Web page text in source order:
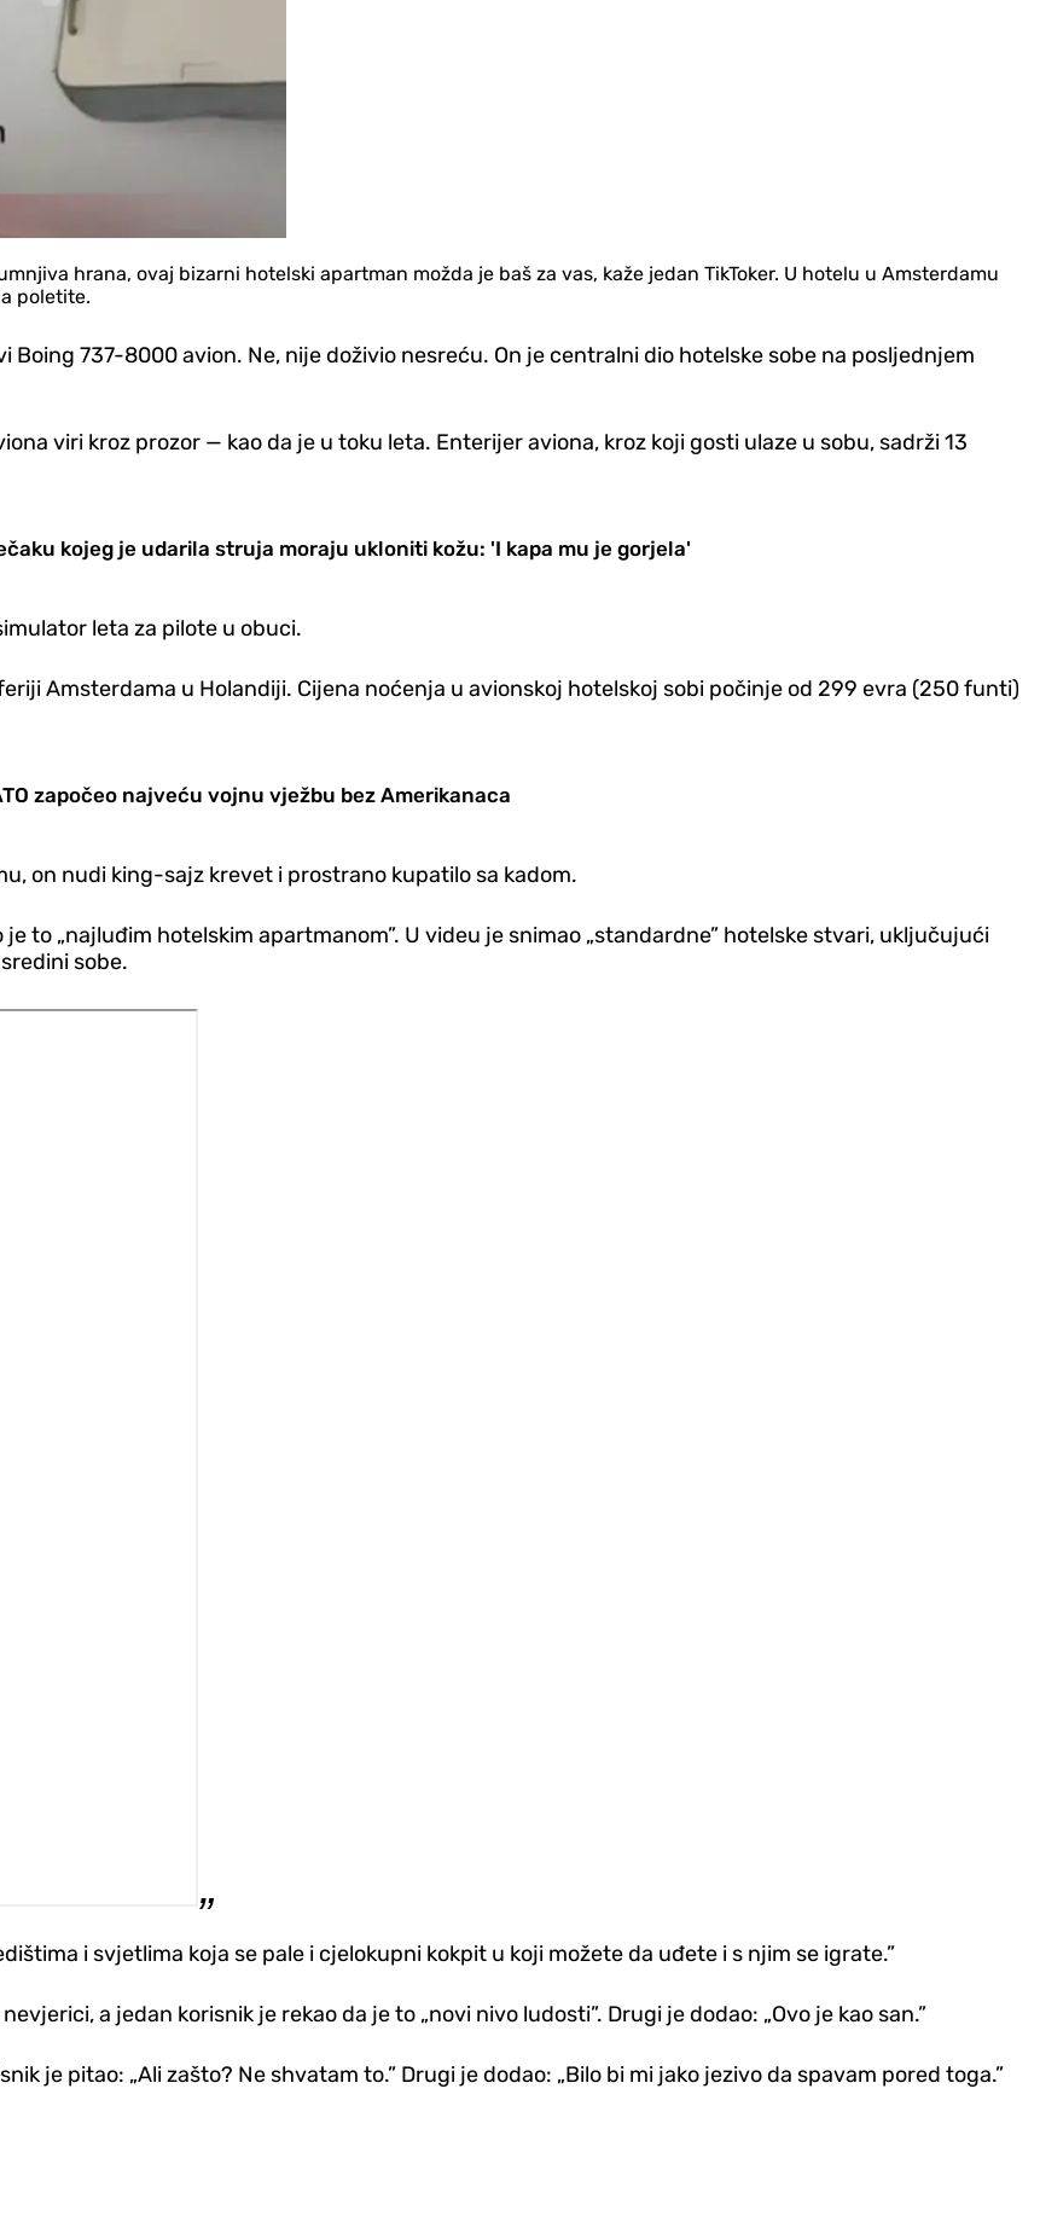
hrana, ovaj bizarni hotelski apartman možda je baš za vas, kaže jedan TikToker. U hotelu u Amsterdamu
poletite.
737-8000 avion. Ne, nije doživio nesreću. On je centralni dio hotelske sobe na posljednjem
viri kroz prozor — kao da je u toku leta. Enterijer aviona, kroz koji gosti ulaze u sobu, sadrži 13
kojeg je udarila struja moraju ukloniti kožu: 'I kapa mu je gorjela'
leta za pilote u obuci.
Amsterdama u Holandiji. Cijena noćenja u avionskoj hotelskoj sobi počinje od 299 evra (250 funti)
započeo najveću vojnu vježbu bez Amerikanaca
on nudi king-sajz krevet i prostrano kupatilo sa kadom.
to „najluđim hotelskim apartmanom”. U videu je snimao „standardne” hotelske stvari, uključujući
sobe.
i svjetlima koja se pale i cjelokupni kokpit u koji možete da uđete i s njim se igrate.”
a jedan korisnik je rekao da je to „novi nivo ludosti”. Drugi je dodao: „Ovo je kao san.”
je pitao: „Ali zašto? Ne shvatam to.” Drugi je dodao: „Bilo bi mi jako jezivo da spavam pored toga.”